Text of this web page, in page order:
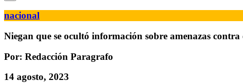
nacional
Niegan que se ocultó información sobre amenazas contra
Por: Redacción Paragrafo
14 agosto, 2023